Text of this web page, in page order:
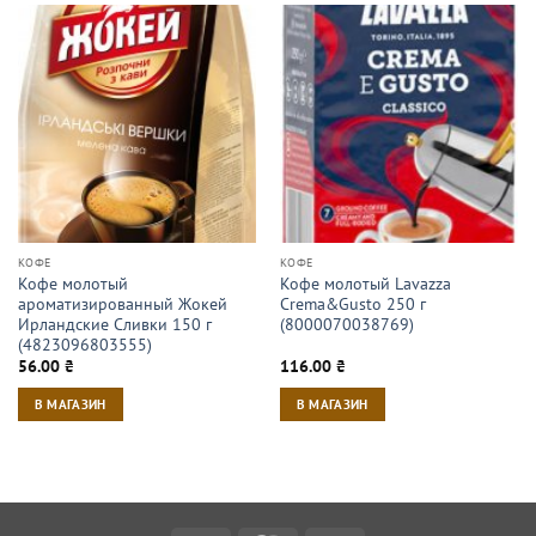
КОФЕ
Кофе молотый
ароматизированный Жокей
Ирландские Сливки 150 г
(4823096803555)
56.00 ₴
В МАГАЗИН
КОФЕ
Кофе молотый Lavazza
Crema&Gusto 250 г
(8000070038769)
116.00 ₴
В МАГАЗИН